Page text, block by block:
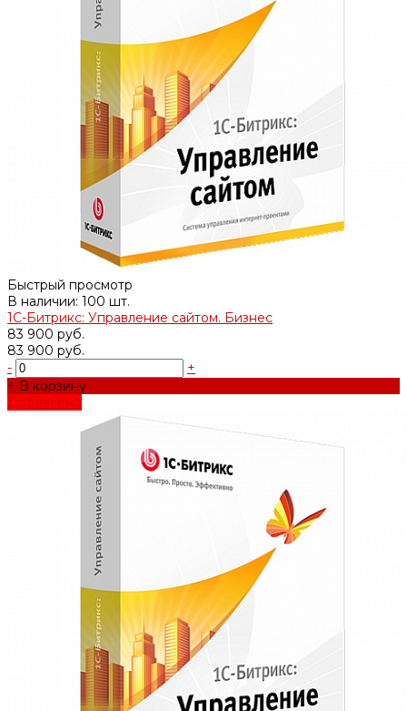
Быстрый просмотр
В наличии: 100 шт.
1С-Битрикс: Управление сайтом. Бизнес
83 900 руб.
83 900 руб.
-
+
+ В корзину
Добавлено